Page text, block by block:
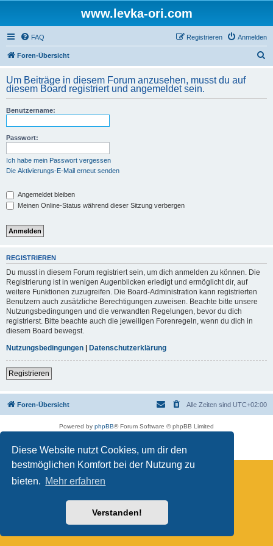
Diese Website nutzt Cookies, um dir den
bestmöglichen Komfort bei der Nutzung zu
bieten. Mehr erfahren
Verstanden!
www.levka-ori.com
FAQ Anmelden
Registrieren
Foren-Übersicht
h
Um Beiträge in diesem Forum anzusehen, musst du auf
diesem Board registriert und angemeldet sein.
Benutzername:
Passwort:
Ich habe mein Passwort vergessen
Die Aktivierungs-E-Mail erneut senden
Angemeldet bleiben
Meinen Online-Status während dieser Sitzung verbergen
REGISTRIEREN
Du musst in diesem Forum registriert sein, um dich anmelden zu können. Die
Registrierung ist in wenigen Augenblicken erledigt und ermöglicht dir, auf
weitere Funktionen zuzugreifen. Die Board-Administration kann registrierten
Benutzern auch zusätzliche Berechtigungen zuweisen. Beachte bitte unsere
Nutzungsbedingungen und die verwandten Regelungen, bevor du dich
registrierst. Bitte beachte auch die jeweiligen Forenregeln, wenn du dich in
diesem Board bewegst.
Nutzungsbedingungen | Datenschutzerklärung
Registrieren
Foren-Übersicht Alle Zeiten sind UTC+02:00
Powered by phpBB® Forum Software © phpBB Limited
Datenschutz|Nutzungsbedingungen